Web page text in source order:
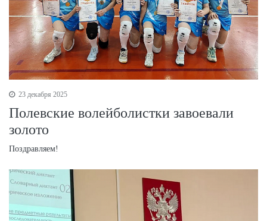
23 декабря 2025
Полевские волейболистки завоевали
золото
Поздравляем!